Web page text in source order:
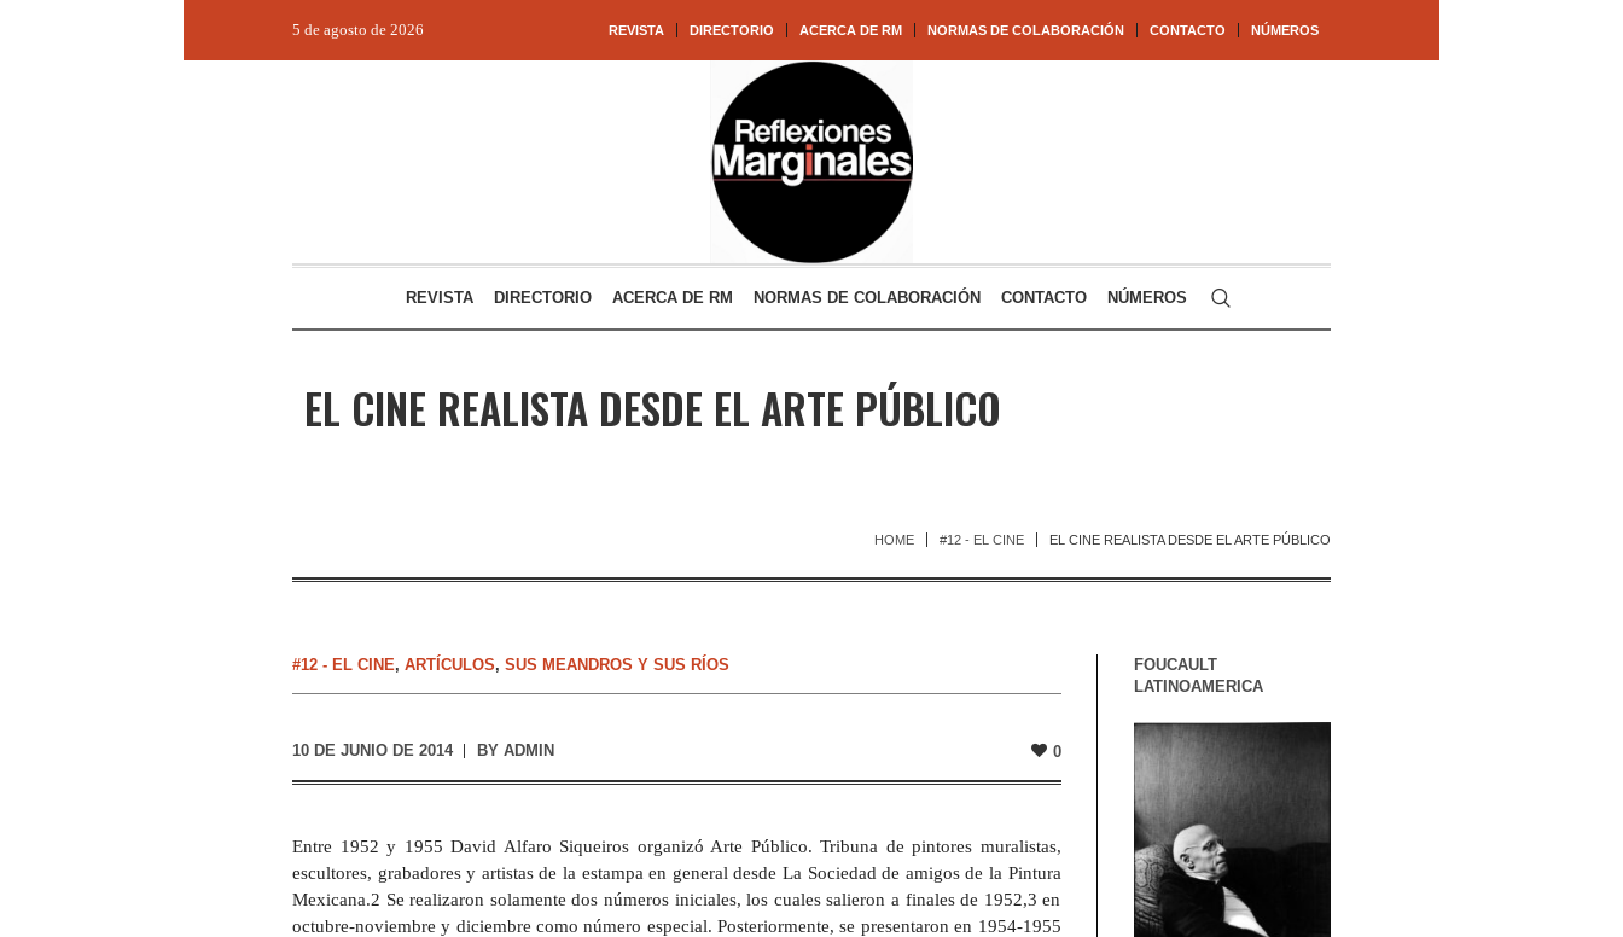
REVISTA DIRECTORIO ACERCA DE RM NORMAS DE COLABORACIÓN CONTACTO NÚMEROS
5 de agosto de 2026
REVISTA DIRECTORIO ACERCA DE RM NORMAS DE COLABORACIÓN CONTACTO NÚMEROS
EL CINE REALISTA DESDE EL ARTE PÚBLICO
HOME #12 - EL CINE EL CINE REALISTA DESDE EL ARTE PÚBLICO
#12 - EL CINE, ARTÍCULOS, SUS MEANDROS Y SUS RÍOS
10 DE JUNIO DE 2014 BY ADMIN 0
Entre 1952 y 1955 David Alfaro Siqueiros organizó Arte Público. Tribuna de pintores muralistas,
escultores, grabadores y artistas de la estampa en general desde La Sociedad de amigos de la Pintura
Mexicana.2 Se realizaron solamente dos números iniciales, los cuales salieron a finales de 1952,3 en
octubre-noviembre y diciembre como número especial. Posteriormente, se presentaron en 1954-1955
FOUCAULT
LATINOAMERICA